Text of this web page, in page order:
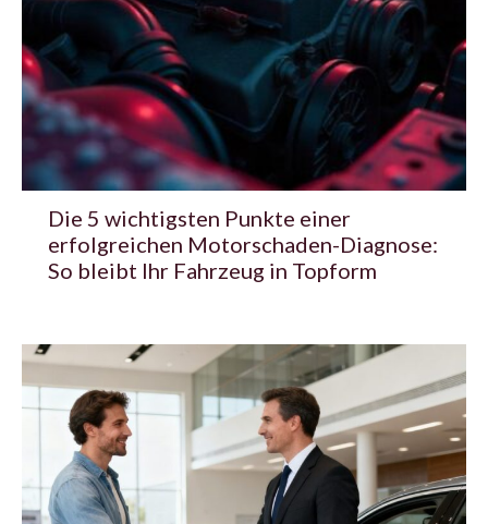
Die 5 wichtigsten Punkte einer
erfolgreichen Motorschaden-Diagnose:
So bleibt Ihr Fahrzeug in Topform